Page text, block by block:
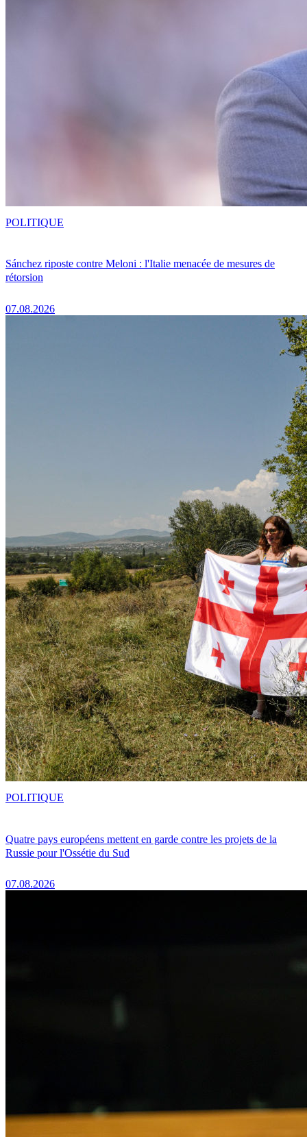
Sánchez riposte contre Meloni : l'Italie menacée de mesures de
rétorsion
07.08.2026
POLITIQUE
Quatre pays européens mettent en garde contre les projets de la
Russie pour l'Ossétie du Sud
07.08.2026
POLITIQUE